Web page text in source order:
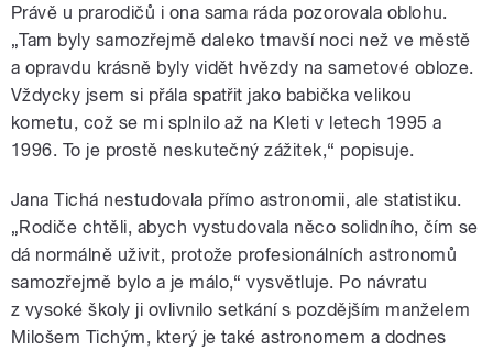
Právě u prarodičů i ona sama ráda pozorovala oblohu.
„Tam byly samozřejmě daleko tmavší noci než ve městě
a opravdu krásně byly vidět hvězdy na sametové obloze.
Vždycky jsem si přála spatřit jako babička velikou
kometu, což se mi splnilo až na Kleti v letech 1995 a
1996. To je prostě neskutečný zážitek,“ popisuje.
Jana Tichá nestudovala přímo astronomii, ale statistiku.
„Rodiče chtěli, abych vystudovala něco solidního, čím se
dá normálně uživit, protože profesionálních astronomů
samozřejmě bylo a je málo,“ vysvětluje. Po návratu
z vysoké školy ji ovlivnilo setkání s pozdějším manželem
Milošem Tichým, který je také astronomem a dodnes